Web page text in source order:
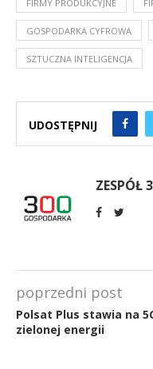
FIRMY PRODUKCYJNE
GOSPODARKA CYFROWA
SZTUCZNA INTELIGENCJA
UDOSTĘPNIJ
ZESPÓŁ
poprzedni post
Polsat Plus stawia na
zielonej energii